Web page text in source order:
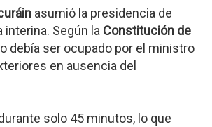
asumió la presidencia de
Según la Constitución de
debía ser ocupado por el ministro
en ausencia del
solo 45 minutos, lo que